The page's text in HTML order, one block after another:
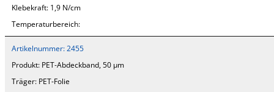
Klebekraft: 1,9 N/cm
Temperaturbereich:
Artikelnummer: 2455
Produkt: PET-Abdeckband, 50 µm
Träger: PET-Folie